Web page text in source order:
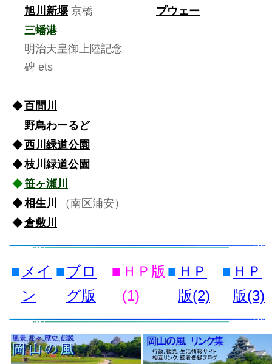
旭川新堰 京橋
三蟠港
明治天皇御上陸記念
碑 ets
◆百間川
野鳥わーるど
◆西川緑道公園
◆枝川緑道公園
◆笹ヶ瀬川
◆相生川
（南区浦安）
◆倉敷川
プウェー
■ メイ
ン
■ ブロ
グ版
■ ＨＰ版
(1)
■ ＨＰ
版(2)
■ ＨＰ
版(3)